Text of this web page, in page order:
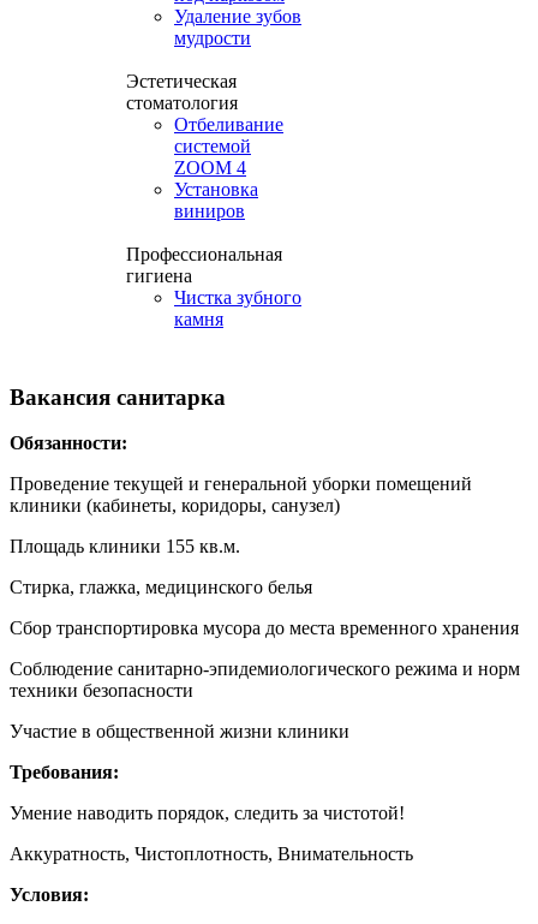
Удаление зубов
мудрости
Эстетическая
стоматология
Отбеливание
системой
ZOOM 4
Установка
виниров
Профессиональная
гигиена
Чистка зубного
камня
Вакансия санитарка
Обязанности:
Проведение текущей и генеральной уборки помещений
клиники (кабинеты, коридоры, санузел)
Площадь клиники 155 кв.м.
Стирка, глажка, медицинского белья
Сбор транспортировка мусора до места временного хранения
Соблюдение санитарно-эпидемиологического режима и норм
техники безопасности
Участие в общественной жизни клиники
Требования:
Умение наводить порядок, следить за чистотой!
Аккуратность, Чистоплотность, Внимательность
Условия: